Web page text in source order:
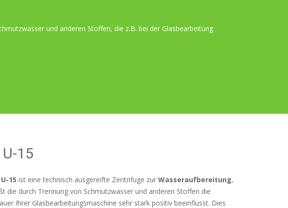
und anderen Stoffen, die z.B. bei der Glasbearbeitung
15
15 ist eine technisch ausgereifte Zentrifuge zur Wasseraufbereitung,
die durch Trennung von Schmutzwasser und anderen Stoffen die
Ihrer Glasbearbeitungsmaschine sehr stark positiv beeinflusst. Dies